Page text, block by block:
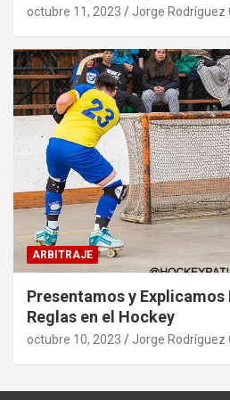
octubre 11, 2023 Jorge Rodríguez
ARBITRAJE
Presentamos y Explicamos
Reglas en el Hockey
octubre 10, 2023 Jorge Rodríguez